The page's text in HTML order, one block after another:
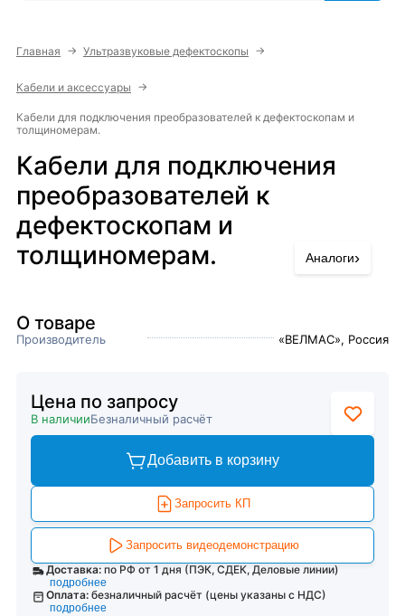
Главная → Ультразвуковые дефектоскопы →
Кабели и аксессуары →
Кабели для подключения преобразователей к дефектоскопам и
толщиномерам.
Кабели для подключения
преобразователей к
дефектоскопам и
толщиномерам.
Аналоги›
О товаре
Производитель «ВЕЛМАС», Россия
Цена по запросу
В наличииБезналичный расчёт
Добавить в корзину
Запросить КП
Запросить видеодемонстрацию
Доставка: по РФ от 1 дня (ПЭК, СДЕК, Деловые линии)
подробнее
Оплата: безналичный расчёт (цены указаны с НДС)
подробнее